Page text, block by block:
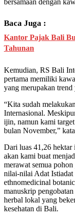
bersamaan dengan
Baca Juga :
Kantor Pajak Bali
Tahunan
Kemudian, RS Bali
pertama memiliki
yang merupakan
“Kita sudah
Internasional.
ijin, namun kami
bulan November,”
Dari luas 41,26 hektar
akan kami buat
merawat semua
nilai-nilai Adat Istiadat
ethnomedicinal
manuskrip
herbal lokal yang
kesehatan di Bali.